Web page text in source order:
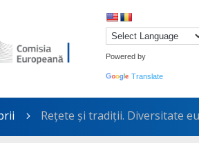
Powered by
Translate
5 Rețete și tradiții. Diversitate